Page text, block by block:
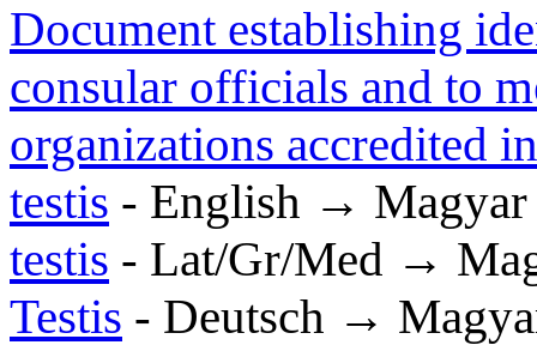
Document establishing
consular officials and to
organizations accredited
testis - English → Magyar
testis - Lat/Gr/Med →
Testis - Deutsch →